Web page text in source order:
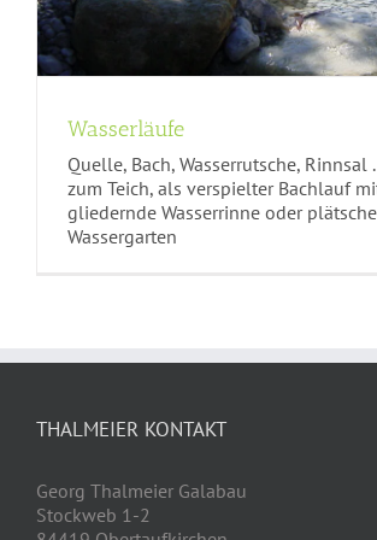
Wasserläufe
Quelle, Bach, Wasserrutsche,
zum Teich, als verspielter Bachlauf
gliedernde Wasserrinne oder
Wassergarten
THALMEIER KONTAKT
Georg Thalmeier Galabau
Stockweb 1-2